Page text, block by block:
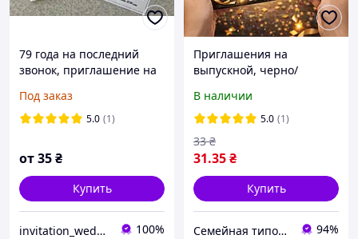
79 года на последний
звонок, приглашение на
Под заказ
5.0 (1)
от35₴
Купить
invitation_wedding 100%
Приглашения на
выпускной, черно/
двосторонние
В наличии
5.0 (1)
31.35₴
33 ₴
Купить
Семейная типография «Мир Праздника» | Полиграфия, печать и индивидуальный дизайн 94%